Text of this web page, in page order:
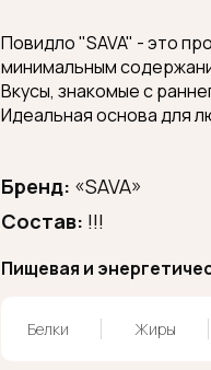
Повидло "SAVA" - это
минимальным
Вкусы, знакомые с
Идеальная основа для
Бренд: «SAVA»
Состав: !!!
Пищевая и
Белки Жиры